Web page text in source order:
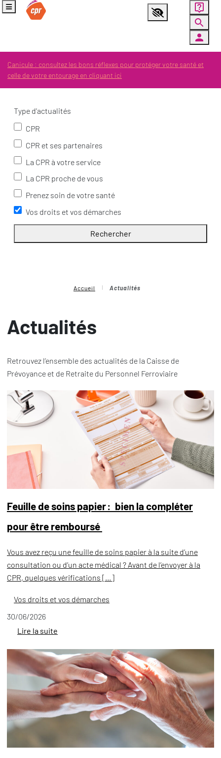
Panneau de gestion des cookies
Aller au contenu principal
Menu
Canicule : consultez les bons réflexes pour protéger votre santé et
celle de votre entourage en cliquant ici
Accueil Actualités
Actualités
Retrouvez l’ensemble des actualités de la Caisse de
Prévoyance et de Retraite du Personnel Ferroviaire
Feuille de soins papier : bien la compléter
pour être remboursé
Vous avez reçu une feuille de soins papier à la suite d’une
consultation ou d’un acte médical ? Avant de l’envoyer à la
CPR, quelques vérifications […]
Vos droits et vos démarches
30/06/2026
Lire la suite
Filtres
Type d'actualités
CPR
CPR et ses partenaires
La CPR à votre service
La CPR proche de vous
Prenez soin de votre santé
Vos droits et vos démarches
Rechercher